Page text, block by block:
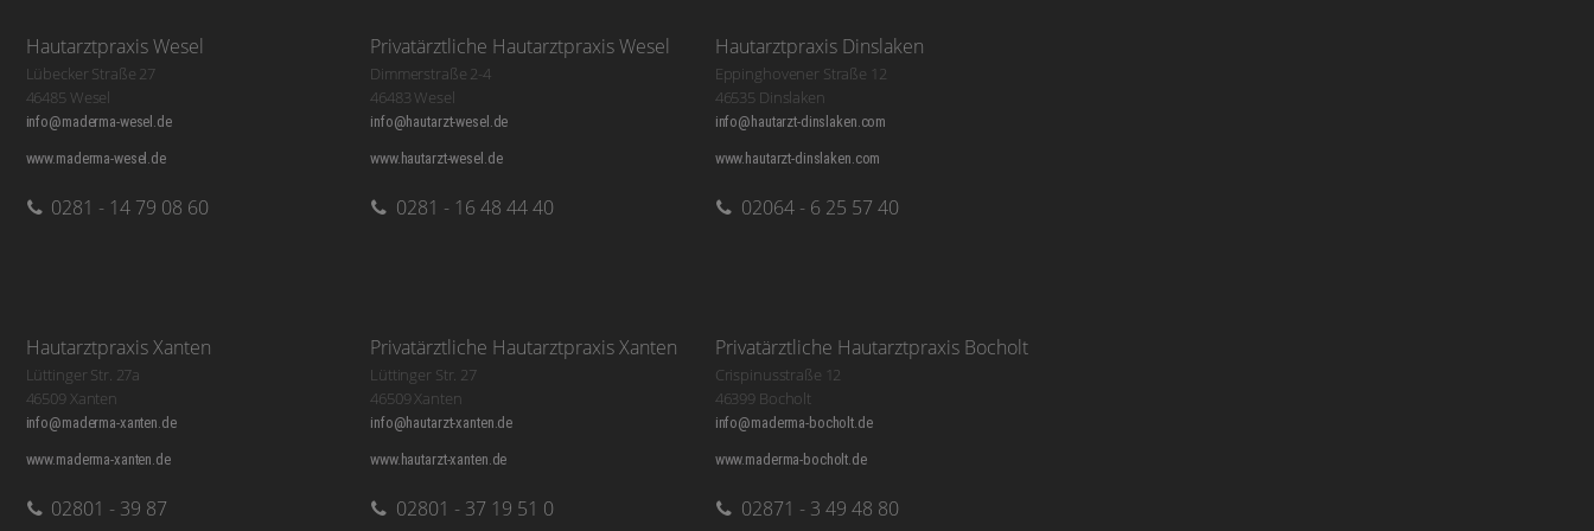
Hautarztpraxis Wesel
Lübecker Straße 27
46485 Wesel
info@maderma-wesel.de
www.maderma-wesel.de
0281 - 14 79 08 60
Privatärztliche Hautarztpraxis Wesel
Dimmerstraße 2-4
46483 Wesel
info@hautarzt-wesel.de
www.hautarzt-wesel.de
0281 - 16 48 44 40
Hautarztpraxis Dinslaken
Eppinghovener Straße 12
46535 Dinslaken
info@hautarzt-dinslaken.com
www.hautarzt-dinslaken.com
02064 - 6 25 57 40
Hautarztpraxis Xanten
Lüttinger Str. 27a
46509 Xanten
info@maderma-xanten.de
www.maderma-xanten.de
02801 - 39 87
Privatärztliche Hautarztpraxis Xanten
Lüttinger Str. 27
46509 Xanten
info@hautarzt-xanten.de
www.hautarzt-xanten.de
02801 - 37 19 51 0
Privatärztliche Hautarztpraxis Bocholt
Crispinusstraße 12
46399 Bocholt
info@maderma-bocholt.de
www.maderma-bocholt.de
02871 - 3 49 48 80